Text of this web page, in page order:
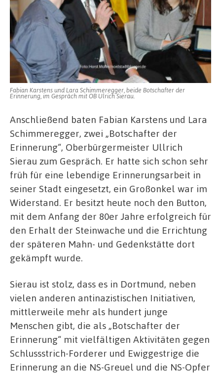
Fabian Karstens und Lara Schimmeregger, beide Botschafter der
Erinnerung, im Gespräch mit OB Ulrich Sierau.
Anschließend baten Fabian Karstens und Lara
Schimmeregger, zwei „Botschafter der
Erinnerung“, Oberbürgermeister Ullrich
Sierau zum Gespräch. Er hatte sich schon sehr
früh für eine lebendige Erinnerungsarbeit in
seiner Stadt eingesetzt, ein Großonkel war im
Widerstand. Er besitzt heute noch den Button,
mit dem Anfang der 80er Jahre erfolgreich für
den Erhalt der Steinwache und die Errichtung
der späteren Mahn- und Gedenkstätte dort
gekämpft wurde.
Sierau ist stolz, dass es in Dortmund, neben
vielen anderen antinazistischen Initiativen,
mittlerweile mehr als hundert junge
Menschen gibt, die als „Botschafter der
Erinnerung“ mit vielfältigen Aktivitäten gegen
Schlussstrich-Forderer und Ewiggestrige die
Erinnerung an die NS-Greuel und die NS-Opfer